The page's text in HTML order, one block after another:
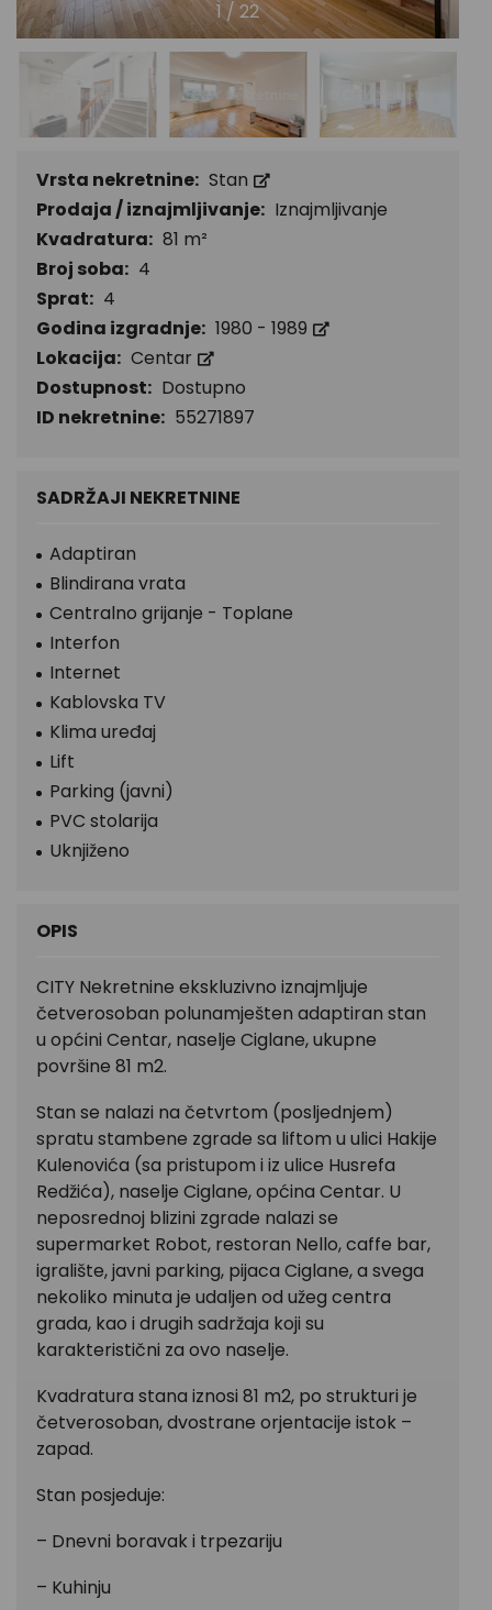
1/ 22
Vrsta nekretnine: Stan
Prodaja / iznajmljivanje: Iznajmljivanje
Kvadratura: 81 m²
Broj soba: 4
Sprat: 4
Godina izgradnje: 1980 - 1989
Lokacija: Centar
Dostupnost: Dostupno
ID nekretnine: 55271897
SADRŽAJI NEKRETNINE
Adaptiran
Blindirana vrata
Centralno grijanje - Toplane
Interfon
Internet
Kablovska TV
Klima uređaj
Lift
Parking (javni)
PVC stolarija
Uknjiženo
OPIS
CITY Nekretnine ekskluzivno iznajmljuje
četverosoban polunamješten adaptiran stan
u općini Centar, naselje Ciglane, ukupne
površine 81 m2.
Stan se nalazi na četvrtom (posljednjem)
spratu stambene zgrade sa liftom u ulici Hakije
Kulenovića (sa pristupom i iz ulice Husrefa
Redžića), naselje Ciglane, općina Centar. U
neposrednoj blizini zgrade nalazi se
supermarket Robot, restoran Nello, caffe bar,
igralište, javni parking, pijaca Ciglane, a svega
nekoliko minuta je udaljen od užeg centra
grada, kao i drugih sadržaja koji su
karakteristični za ovo naselje.
Kvadratura stana iznosi 81 m2, po strukturi je
četverosoban, dvostrane orjentacije istok –
zapad.
Stan posjeduje:
– Dnevni boravak i trpezariju
– Kuhinju